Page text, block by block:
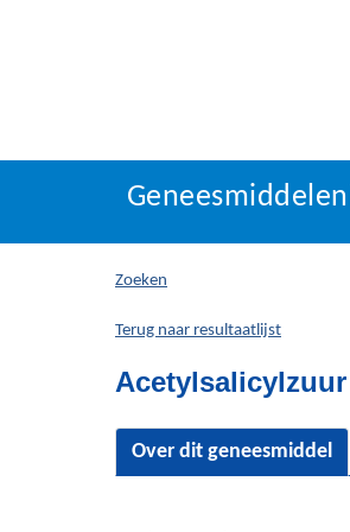
U
hier:
Zoeken
Terug naar resultaatlijst
Over dit geneesmiddel